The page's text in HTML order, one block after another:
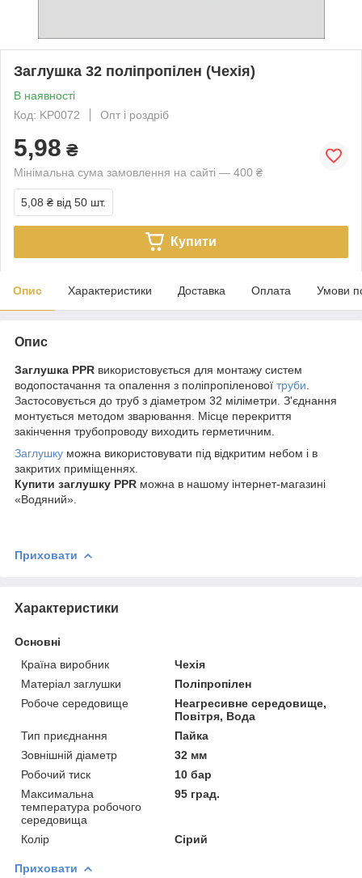
Заглушка 32 поліпропілен (Чехія)
В наявності
Код: KP0072
Опт і роздріб
5,98 ₴
Мінімальна сума замовлення на сайті — 400 ₴
5,08 ₴ від 50 шт.
Купити
Опис Характеристики Доставка Оплата Умови
Опис
Заглушка PPR використовується для монтажу систем
водопостачання та опалення з поліпропіленової труби
Застосовується до труб з діаметром 32 міліметри. З'єднання
монтується методом зварювання. Місце перекриття
закінчення трубопроводу виходить герметичним.
Заглушку можна використовувати під відкритим небом і в
закритих приміщеннях.
Купити заглушку PPR можна в нашому інтернет-магазині
«Водяний».
Приховати
Характеристики
Основні
Країна виробник
Чехія
Матеріал заглушки
Поліпропілен
Робоче середовище
Неагресивне середовище,
Повітря, Вода
Тип приєднання
Пайка
Зовнішній діаметр
32 мм
Робочий тиск
10 бар
Максимальна
температура робочого
середовища
95 град.
Колір Сірий
Приховати